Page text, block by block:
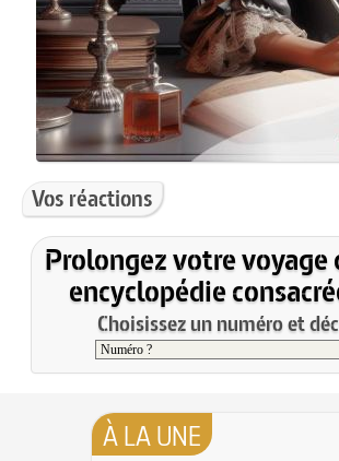
Vos réactions
Prolongez votre voyage
encyclopédie
Choisissez un numéro et
À LA UNE